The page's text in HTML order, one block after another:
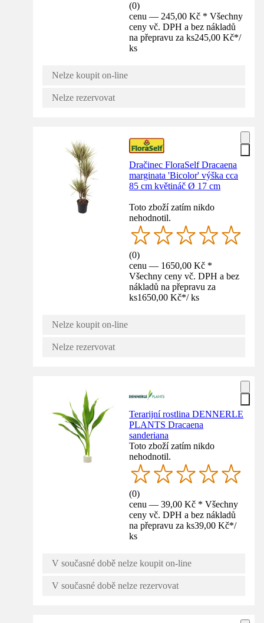
(0)
cenu — 245,00 Kč * Všechny
ceny vč. DPH a bez nákladů
na přepravu za ks245,00 Kč*/
ks
Nelze koupit on-line
Nelze rezervovat
Dračinec FloraSelf Dracaena
marginata 'Bicolor' výška cca
85 cm květináč Ø 17 cm
Toto zboží zatím nikdo
nehodnotil.
(0)
cenu — 1650,00 Kč *
Všechny ceny vč. DPH a bez
nákladů na přepravu za
ks1650,00 Kč*/ ks
Nelze koupit on-line
Nelze rezervovat
Terarijní rostlina DENNERLE
PLANTS Dracaena
sanderiana
Toto zboží zatím nikdo
nehodnotil.
(0)
cenu — 39,00 Kč * Všechny
ceny vč. DPH a bez nákladů
na přepravu za ks39,00 Kč*/
ks
V současné době nelze koupit on-line
V současné době nelze rezervovat